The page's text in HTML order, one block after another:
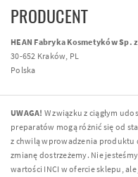
PRODUCENT
HEAN Fabryka Kosmetyków Sp.
30-652 Kraków, PL
Polska
UWAGA! W związku z ciągłym
preparatów mogą różnić się od
z chwilą wprowadzenia
zmianę dostrzeżemy. Nie
wartości INCI w ofercie sklepu,